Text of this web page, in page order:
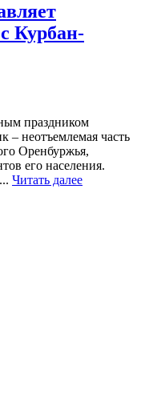
Курбан-
праздником
– неотъемлемая часть
Оренбуржья,
его населения.
Читать далее